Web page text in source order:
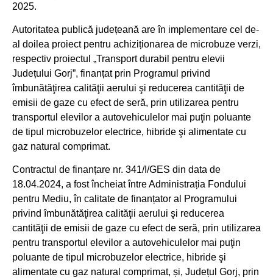
2025.
Autoritatea publică județeană are în implementare cel de-
al doilea proiect pentru achiziționarea de microbuze verzi,
respectiv proiectul „Transport durabil pentru elevii
Județului Gorj”, finanțat prin Programul privind
îmbunătăţirea calităţii aerului şi reducerea cantităţii de
emisii de gaze cu efect de seră, prin utilizarea pentru
transportul elevilor a autovehiculelor mai puţin poluante
de tipul microbuzelor electrice, hibride şi alimentate cu
gaz natural comprimat.
Contractul de finanțare nr. 341/I/GES din data de
18.04.2024, a fost încheiat între Administrația Fondului
pentru Mediu, în calitate de finanțator al Programului
privind îmbunătăţirea calităţii aerului şi reducerea
cantităţii de emisii de gaze cu efect de seră, prin utilizarea
pentru transportul elevilor a autovehiculelor mai puţin
poluante de tipul microbuzelor electrice, hibride şi
alimentate cu gaz natural comprimat, și, Județul Gorj, prin